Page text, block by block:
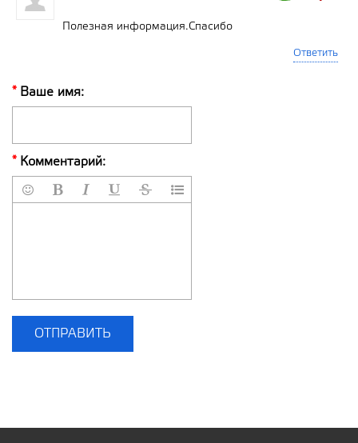
Полезная информация.Спасибо
Ответить
* Ваше имя:
* Комментарий:
     
ОТПРАВИТЬ